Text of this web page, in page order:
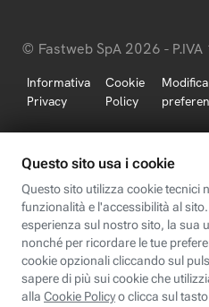
© Fastweb SpA 2026 -
Informativa
Privacy
Cookie
Policy
Modifica